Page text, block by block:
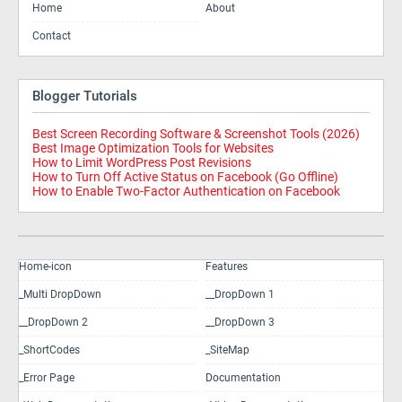
Home About
Contact
Blogger Tutorials
Best Screen Recording Software & Screenshot Tools (2026)
Best Image Optimization Tools for Websites
How to Limit WordPress Post Revisions
How to Turn Off Active Status on Facebook (Go Offline)
How to Enable Two-Factor Authentication on Facebook
Home-icon Features
_Multi DropDown __DropDown 1
__DropDown 2 __DropDown 3
_ShortCodes _SiteMap
_Error Page Documentation